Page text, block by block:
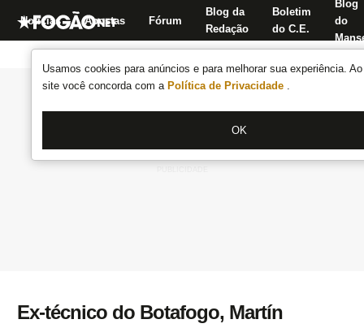
Usamos cookies para anúncios e para melhorar sua experiência.
site você concorda com a Política de Privacidade .
OK
Notícias Apostas Fórum
Blog da
Redação
Boletim
do C.E.
Blog
do
Ex-técnico do Botafogo, Martín